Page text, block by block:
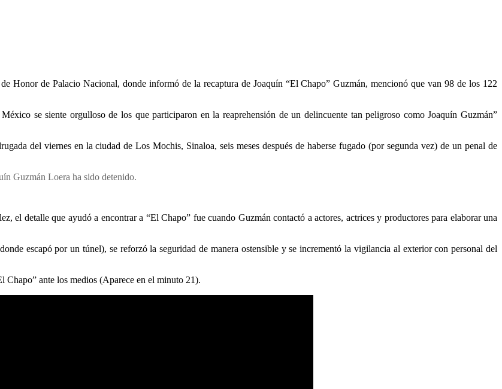
Honor de Palacio Nacional, donde informó de la recaptura de Joaquín “El Chapo” Guzmán, mencionó que van 98 de los 122
se siente orgulloso de los que participaron en la reaprehensión de un delincuente tan peligroso como Joaquín Guzmán”
del viernes en la ciudad de Los Mochis, Sinaloa, seis meses después de haberse fugado (por segunda vez) de un penal de
Guzmán Loera ha sido detenido.
el detalle que ayudó a encontrar a “El Chapo” fue cuando Guzmán contactó a actores, actrices y productores para elaborar una
escapó por un túnel), se reforzó la seguridad de manera ostensible y se incrementó la vigilancia al exterior con personal del
Chapo” ante los medios (Aparece en el minuto 21).